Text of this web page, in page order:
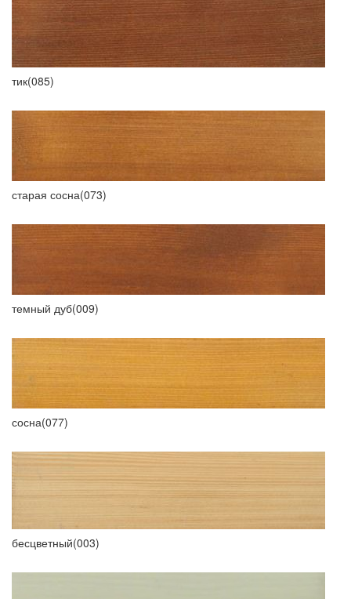
тик(085)
старая сосна(073)
темный дуб(009)
сосна(077)
бесцветный(003)